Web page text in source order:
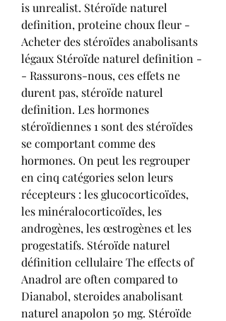
is unrealist. Stéroïde naturel
definition, proteine choux fleur -
Acheter des stéroïdes anabolisants
légaux Stéroïde naturel definition -
- Rassurons-nous, ces effets ne
durent pas, stéroïde naturel
definition. Les hormones
stéroïdiennes 1 sont des stéroïdes
se comportant comme des
hormones. On peut les regrouper
en cinq catégories selon leurs
récepteurs : les glucocorticoïdes,
les minéralocorticoïdes, les
androgènes, les œstrogènes et les
progestatifs. Stéroïde naturel
définition cellulaire The effects of
Anadrol are often compared to
Dianabol, steroides anabolisant
naturel anapolon 50 mg. Stéroïde